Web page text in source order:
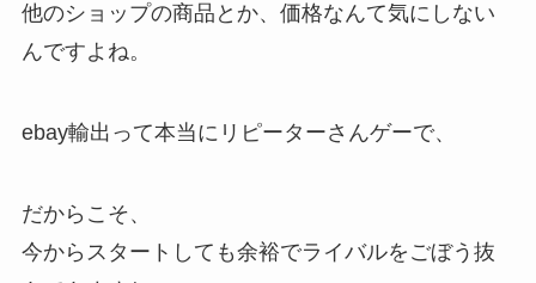
他のショップの商品とか、価格なんて気にしない
んですよね。
ebay輸出って本当にリピーターさんゲーで、
だからこそ、
今からスタートしても余裕でライバルをごぼう抜